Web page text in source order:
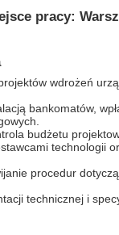
pracy:
wdrożeń
bankomatów,
budżetu
technologii
procedur
technicznej i